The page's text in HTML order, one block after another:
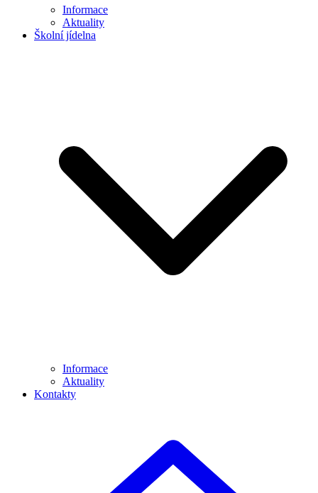
Informace
Aktuality
Školní jídelna
Informace
Aktuality
Kontakty